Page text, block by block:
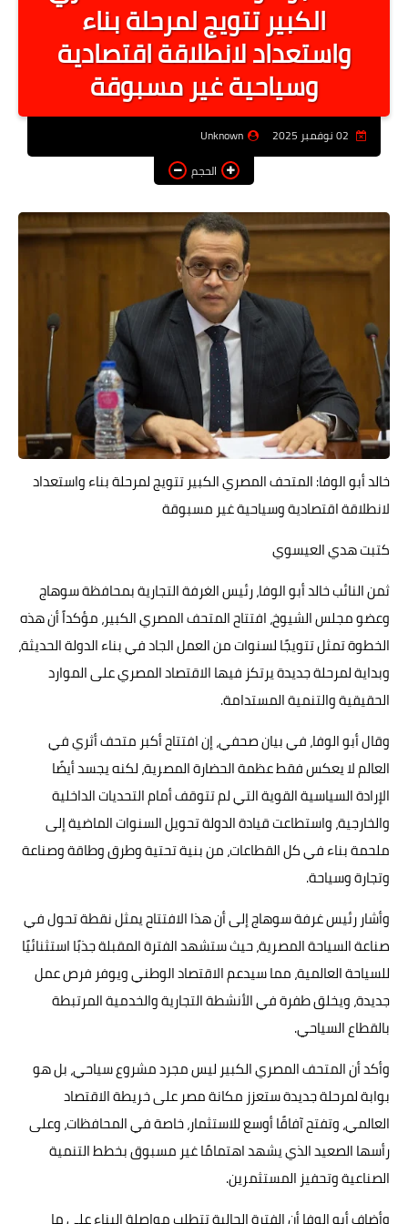
أخبار الرياصة
الطب البديل
منوعات
عاجل
التعليم
الصحه
الطقس
معلومه قانونيه
تكنولوجيا المعلومات
حوادث وقضايا
خدمات
الصحه والجمال
مقالات
الكبير تتويج لمرحلة بناء
واستعداد لانطلاقة اقتصادية
وسياحية غير مسبوقة
Unknown
الحجم
خالد أبو الوفا: المتحف المصري الكبير تتويج لمرحلة بناء واستعداد
لانطلاقة اقتصادية وسياحية غير مسبوقة
كتبت هدي العيسوي
ثمن النائب خالد أبو الوفا، رئيس الغرفة التجارية بمحافظة سوهاج
وعضو مجلس الشيوخ، افتتاح المتحف المصري الكبير، مؤكداً أن هذه
الخطوة تمثل تتويجًا لسنوات من العمل الجاد في بناء الدولة الحديثة،
وبداية لمرحلة جديدة يرتكز فيها الاقتصاد المصري على الموارد
الحقيقية والتنمية المستدامة.
وقال أبو الوفا، في بيان صحفي، إن افتتاح أكبر متحف أثري في
العالم لا يعكس فقط عظمة الحضارة المصرية، لكنه يجسد أيضًا
الإرادة السياسية القوية التي لم تتوقف أمام التحديات الداخلية
والخارجية، واستطاعت قيادة الدولة تحويل السنوات الماضية إلى
ملحمة بناء في كل القطاعات، من بنية تحتية وطرق وطاقة وصناعة
وتجارة وسياحة.
وأشار رئيس غرفة سوهاج إلى أن هذا الافتتاح يمثل نقطة تحول في
صناعة السياحة المصرية، حيث ستشهد الفترة المقبلة جذبًا استثنائيًا
للسياحة العالمية، مما سيدعم الاقتصاد الوطني ويوفر فرص عمل
جديدة، ويخلق طفرة في الأنشطة التجارية والخدمية المرتبطة
بالقطاع السياحي.
وأكد أن المتحف المصري الكبير ليس مجرد مشروع سياحي، بل هو
بوابة لمرحلة جديدة ستعزز مكانة مصر على خريطة الاقتصاد
العالمي، وتفتح آفاقًا أوسع للاستثمار، خاصة في المحافظات، وعلى
رأسها الصعيد الذي يشهد اهتمامًا غير مسبوق بخطط التنمية
الصناعية وتحفيز المستثمرين.